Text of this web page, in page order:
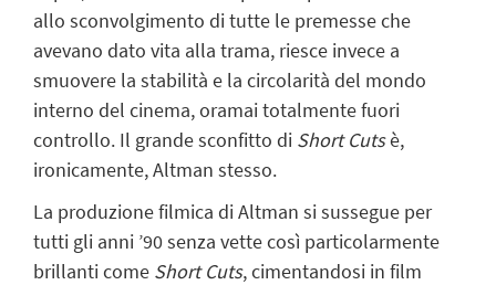
allo sconvolgimento di tutte le premesse che
avevano dato vita alla trama, riesce invece a
smuovere la stabilità e la circolarità del mondo
interno del cinema, oramai totalmente fuori
controllo. Il grande sconfitto di Short Cutsè,
ironicamente, Altman stesso.
La produzione filmica di Altman si sussegue per
tutti gli anni ’90 senza vette così particolarmente
brillanti come Short Cuts, cimentandosi in film